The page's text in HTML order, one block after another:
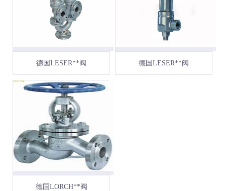
德国LESER**阀 德国LESER**阀
德国LORCH**阀